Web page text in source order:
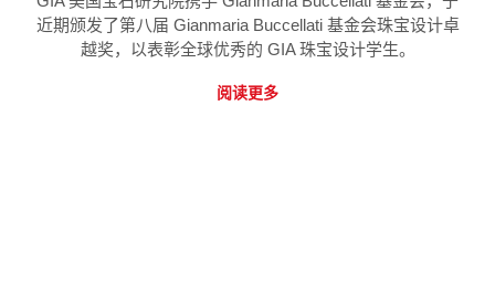
近期颁发了第八届 Gianmaria Buccellati 基金会珠宝设计卓
越奖，以表彰全球优秀的 GIA 珠宝设计学生。
阅读更多